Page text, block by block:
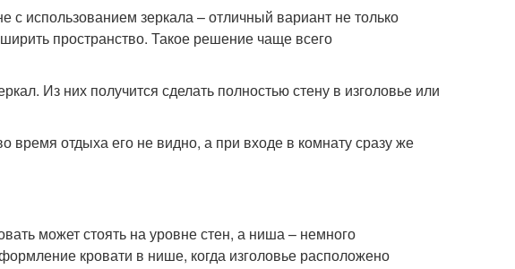
использованием зеркала – отличный вариант не только
пространство. Такое решение чаще всего
Из них получится сделать полностью стену в изголовье или
время отдыха его не видно, а при входе в комнату сразу же
может стоять на уровне стен, а ниша – немного
кровати в нише, когда изголовье расположено